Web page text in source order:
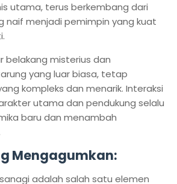
utama, terus berkembang dari
naif menjadi pemimpin yang kuat
belakang misterius dan
yang luar biasa, tetap
kompleks dan menarik. Interaksi
utama dan pendukung selalu
baru dan menambah
Mengagumkan:
adalah salah satu elemen